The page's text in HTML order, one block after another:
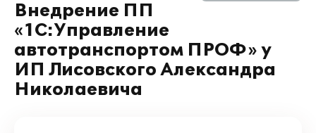
Внедрение ПП
«1С:Управление
автотранспортом ПРОФ» у
ИП Лисовского Александра
Николаевича